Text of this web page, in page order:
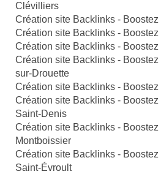
Clévilliers
Création site Backlinks -
Création site Backlinks -
Création site Backlinks -
Création site Backlinks -
sur-Drouette
Création site Backlinks -
Création site Backlinks -
Saint-Denis
Création site Backlinks - Boostez
Montboissier
Création site Backlinks -
Saint-Évroult